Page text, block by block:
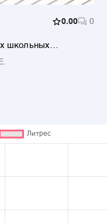
0.00 0
школьных